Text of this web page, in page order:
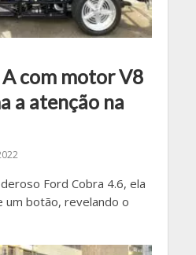
com motor V8
a atenção na
Ford Cobra 4.6, ela
um botão, revelando o